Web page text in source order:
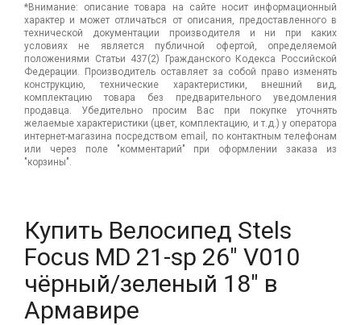
*Внимание: описание товара на сайте носит информационный
характер и может отличаться от описания, предоставленного в
технической документации производителя и ни при каких
условиях не является публичной офертой, определяемой
положениями Статьи 437(2) Гражданского Кодекса Российской
Федерации. Производитель оставляет за собой право изменять
конструкцию, технические характеристики, внешний вид,
комплектацию товара без предварительного уведомления
продавца. Убедительно просим Вас при покупке уточнять
желаемые характеристики (цвет, комплектацию, и т.д.) у оператора
интернет-магазина посредством email, по контактным телефонам
или через поле "комментарий" при оформлении заказа из
"корзины".
Купить Велосипед Stels
Focus MD 21-sp 26" V010
чёрный/зеленый 18" в
Армавире